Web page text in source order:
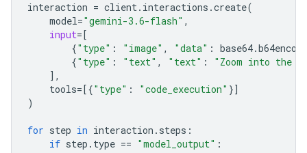
interaction = client. interactions .create(
model="gemini-3.6-flash" ,
input=[
{"type" : "image" , "data" : base64.b64encode
{"type" : "text" , "text" :
"Zoom into the
],
tools=[{"type" : "code_execution" }]
)
for step in interaction . steps :
if step . type == "model_output" :